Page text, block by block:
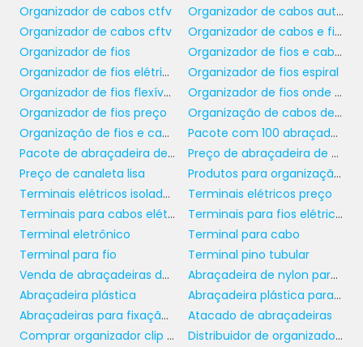
abraçadeiras específicas que suportam essas
condições sem perda da eficiência.
ONDE COMPRAR
ABRAÇADEIRAS DE NYLON
EM GRANDE ESCALA
Encontrar um fornecedor confiável de
abraçadeiras de nyloné fundamental para
garantir a qualidade e a continuidade do seu
negócio. Ao procurar um fornecedor B2B,
verifique a reputação da empresa no
mercado e busque por referências. Priorize
fornecedores que oferecem uma ampla
gama de produtos, permitindo que você
encontre todas as abraçadeiras necessárias
em um só lugar.
Organizador de cabos ctfv
Organizador de cabos auto adesivo
Organizador de cabos cftv
Organizador de cabos e fios
Organizador de fios
Organizador de fios e cabos
Organizador de fios elétricos
Organizador de fios espiral
Organizador de fios flexíveis
Organizador de fios onde comprar
Organizador de fios preço
Organização de cabos de rede
Organização de fios e cabos
Pacote com 100 abraçadeira de nylon
Pacote de abraçadeira de nylon
Preço de abraçadeira de nylon
Preço de canaleta lisa
Produtos para organização e proteção
Terminais elétricos isolados
Terminais elétricos preço
Terminais para cabos elétricos
Terminais para fios elétricos
Terminal eletrônico
Terminal para cabo
Terminal para fio
Terminal pino tubular
Venda de abraçadeiras de plástico
Abraçadeira de nylon para fios e cabos
Abraçadeira plástica
Abraçadeira plástica para eletroduto
Abraçadeiras para fixação de tubos
Atacado de abraçadeiras
Comprar organizador clip auto adesivo
Distribuidor de organizador clip autoadesivo